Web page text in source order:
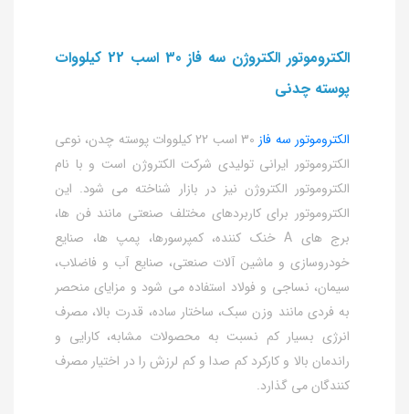
الکتروموتور الکتروژن سه فاز 30 اسب 22 کیلووات
پوسته چدنی
الکتروموتور سه فاز
30 اسب 22 کیلووات پوسته چدن، نوعی
الکتروموتور ایرانی تولیدی شرکت الکتروژن است و با نام
الکتروموتور الکتروژن نیز در بازار شناخته می شود. این
الکتروموتور برای کاربردهای مختلف صنعتی مانند فن ها،
برج های A خنک کننده، کمپرسورها، پمپ ها، صنایع
خودروسازی و ماشین آلات صنعتی، صنایع آب و فاضلاب،
سیمان، نساجی و فولاد استفاده می شود و مزایای منحصر
به فردی مانند وزن سبک، ساختار ساده، قدرت بالا، مصرف
انرژی بسیار کم نسبت به محصولات مشابه، کارایی و
راندمان بالا و کارکرد کم صدا و کم لرزش را در اختیار مصرف
کنندگان می گذارد.